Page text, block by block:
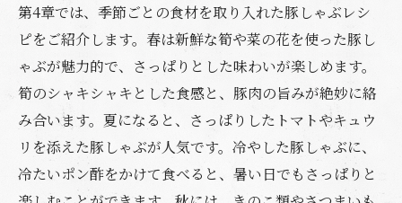
第4章では、季節ごとの食材を取り入れた豚しゃぶレシ
ピをご紹介します。春は新鮮な筍や菜の花を使った豚し
ゃぶが魅力的で、さっぱりとした味わいが楽しめます。
筍のシャキシャキとした食感と、豚肉の旨みが絶妙に絡
み合います。夏になると、さっぱりしたトマトやキュウ
リを添えた豚しゃぶが人気です。冷やした豚しゃぶに、
冷たいポン酢をかけて食べると、暑い日でもさっぱりと